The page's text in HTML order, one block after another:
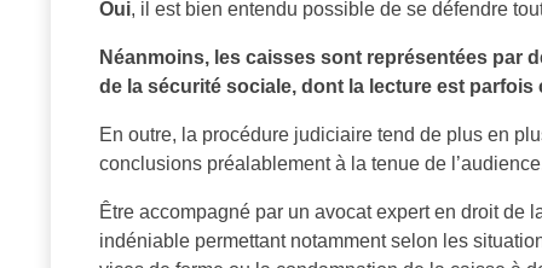
Oui, il est bien entendu possible de se défendre
Néanmoins, les caisses sont représentées par
de la sécurité sociale, dont la lecture est
En outre, la procédure judiciaire tend de plus en
conclusions préalablement à la tenue de
Être accompagné par un avocat expert en droit de
indéniable permettant notamment selon les